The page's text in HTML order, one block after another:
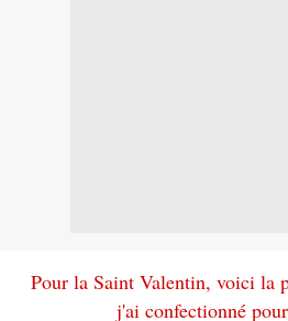
Pour la Saint Valentin, voici la
j'ai confectionné